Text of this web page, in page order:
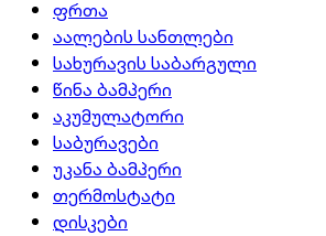
ფრთა
აალების სანთლები
სახურავის საბარგული
წინა ბამპერი
აკუმულატორი
საბურავები
უკანა ბამპერი
თერმოსტატი
დისკები